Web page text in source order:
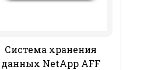
Система хранения
данных NetApp AFF